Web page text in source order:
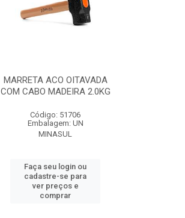
MARRETA ACO OITAVADA
COM CABO MADEIRA 2.0KG
Código: 51706
Embalagem: UN
MINASUL
Faça seu login ou
cadastre-se para
ver preços e
comprar